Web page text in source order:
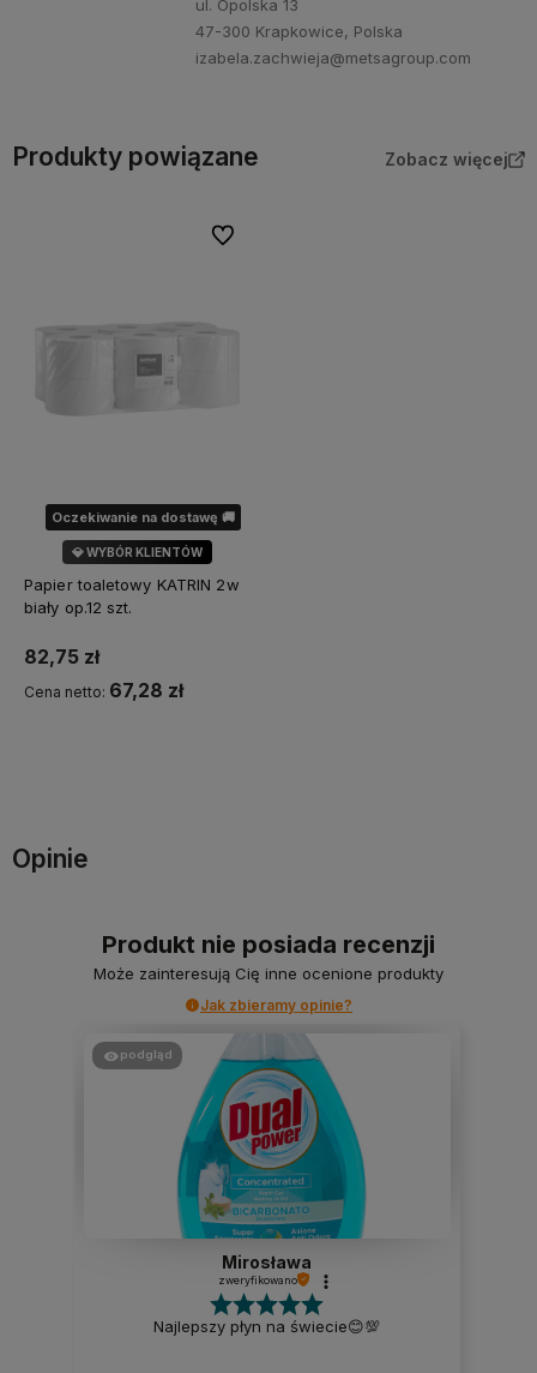
ul. Opolska 13
47-300 Krapkowice, Polska
izabela.zachwieja@metsagroup.com
Produkty powiązane Zobacz więcej
Oczekiwanie na dostawę 🚚
💎 WYBÓR KLIENTÓW
Papier toaletowy KATRIN 2w
biały op.12 szt.
82,75 zł
Cena netto: 67,28 zł
Do ulubionych
Opinie
Produkt nie posiada recenzji
Może zainteresują Cię inne ocenione produkty
Jak zbieramy opinie?
podgląd
Mirosława
zweryfikowano
Najlepszy płyn na świecie😊💯